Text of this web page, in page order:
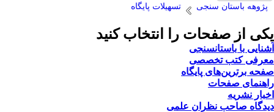
پژوهه باستان سنجی تسهیلات پایگاه
یکی از صفحات را انتخاب کنید
آشنایی با باستانسنجی
معرفی کتب تخصصی
صفحه برترین‌های پایگاه
راهنمای صفحات
اخبار نشریه
دیدگاه صاحب نظران علمی